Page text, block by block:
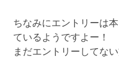
ちなみにエントリーは
ているようですよー！
まだエントリーしてな